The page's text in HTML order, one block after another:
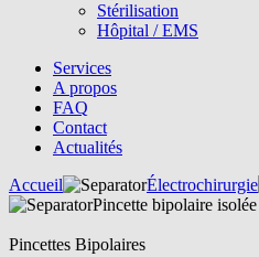
Stérilisation
Hôpital / EMS
Services
A propos
FAQ
Contact
Actualités
Accueil
Électrochirurgie
Pincette bipolaire isolée
Pincettes Bipolaires